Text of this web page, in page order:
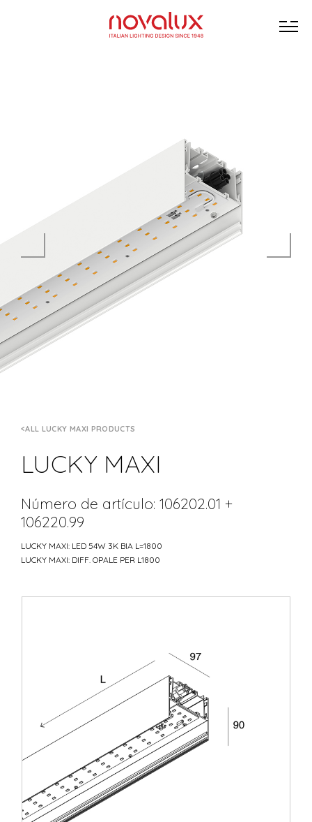
ALL LUCKY MAXI PRODUCTS
LUCKY MAXI
Número de artículo: 106202.01 +
106220.99
LUCKY MAXI: LED 54W 3K BIA L=1800
LUCKY MAXI: DIFF. OPALE PER L1800